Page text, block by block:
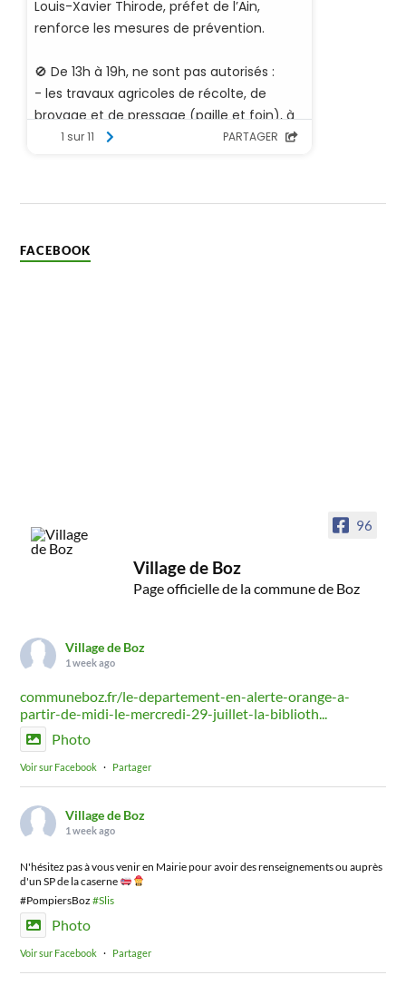
FACEBOOK
96
Village de Boz
Page officielle de la commune de Boz
Village de Boz
1 week ago
communeboz.fr/le-departement-en-alerte-orange-a-
partir-de-midi-le-mercredi-29-juillet-la-biblioth...
Photo
Voir sur Facebook · Partager
Village de Boz
1 week ago
N'hésitez pas à vous venir en Mairie pour avoir des renseignements ou auprès
d'un SP de la caserne
#PompiersBoz#Slis
Photo
Voir sur Facebook · Partager